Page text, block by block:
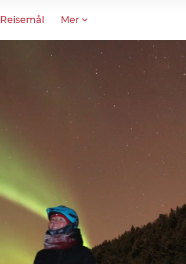
Reisemål Mer